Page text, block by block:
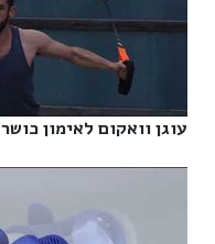
עוגן וואקום לאימון כושר TRX - גרבו‎